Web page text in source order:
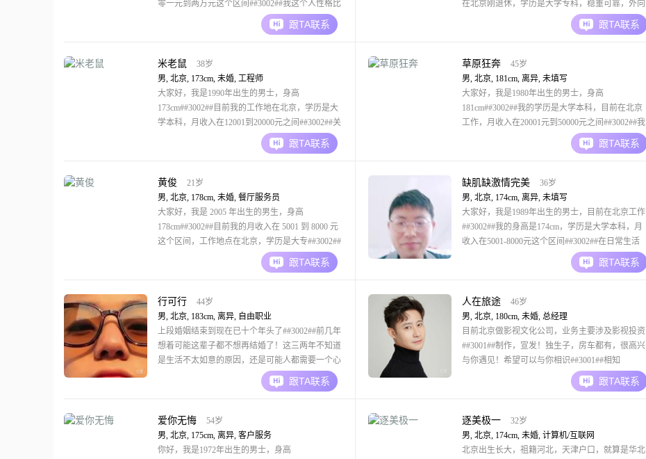
零一元到两万元这个区间##3002##我这个人性格比
较稳重可靠，平时做事也挺有责任感，对待生活一
直保持乐观积极的态度##3002##朋友们都说我挺幽
也有自信果断的一面##3002#
跟TA联系
在北京刚退休，学历是大学专科，稳重可靠，外向
健谈；我是一个注重饮食健康的人，十年前戒掉了
香烟和白酒，喜欢居家干净整洁；喜欢运动和锻炼
因为来日并不方长；我对待事情有耐
跟TA联系
米老鼠
38岁
男, 北京, 173cm, 未婚, 工程师
大家好，我是1990年出生的男士，身高
173cm##3002##目前我的工作地在北京，学历是大
学本科，月收入在12001到20000元之间##3002##关
于我的性格特征，大家可以看到我是一个稳重可靠
的人，同时也是外向健谈的##3002##平时我责任感
注重健康养生，也
跟TA联系
草原狂奔
45岁
男, 北京, 181cm, 离异, 未填写
大家好，我是1980年出生的男士，身高
181cm##3002##我的学历是大学本科，目前在北京
工作，月收入在20001元到50000元之间##3002##我
的性格特征包括自信果断，随和易相处，责任感强
##3002##在生活观念上，我以家庭为重，同时也追
这方面的内容##
跟TA联系
黄俊
21岁
男, 北京, 178cm, 未婚, 餐厅服务员
大家好，我是 2005 年出生的男生，身高
178cm##3002##目前我的月收入在 5001 到 8000 元
这个区间，工作地点在北京，学历是大专##3002##
我这个人责任感强，做事成熟稳重，平时心态乐观
积极##3002##在与人相处时，我真诚可靠，有足够
需要相
跟TA联系
缺肌缺激情完美
36岁
男, 北京, 174cm, 离异, 未填写
大家好，我是1989年出生的男士，目前在北京工作
##3002##我的身高是174cm，学历是大学本科，月
收入在5001-8000元这个区间##3002##在日常生活
中，我是一个注重细节的人##3002##我平时的爱好
比较多，我喜欢游泳，也喜欢去露营##3002##我还
##3002
跟TA联系
行可行
44岁
男, 北京, 183cm, 离异, 自由职业
上段婚姻结束到现在已十个年头了##3002##前几年
想着可能这辈子都不想再结婚了！这三两年不知道
是生活不太如意的原因，还是可能人都需要一个心
灵的归宿又或者是孤独吧！有时候会想有个人说说
心里话，相互分享自己的喜悦与悲伤，成功与挑战
多个年头，一直都在奋力挑着责任与梦想的
跟TA联系
人在旅途
46岁
男, 北京, 180cm, 未婚, 总经理
目前北京做影视文化公司，业务主要涉及影视投资
##3001##制作，宣发！独生子，房车都有，很高兴
与你遇见！希望可以与你相识##3001##相知
##3001##相爱，未来的路一起携手同行！
跟TA联系
爱你无悔
54岁
男, 北京, 175cm, 离异, 客户服务
你好，我是1972年出生的男士，身高
逐美极一
32岁
男, 北京, 174cm, 未婚, 计算机/互联网
北京出生长大，祖籍河北，天津户口，就算是华北